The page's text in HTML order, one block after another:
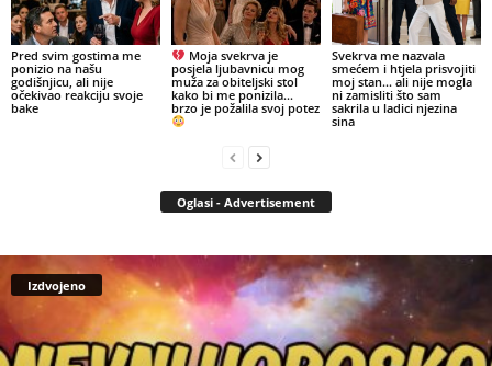
Pred svim gostima me
ponizio na našu
godišnjicu, ali nije
očekivao reakciju svoje
bake
Moja svekrva je
posjela ljubavnicu mog
muža za obiteljski stol
kako bi me ponizila…
brzo je požalila svoj potez
Svekrva me nazvala
smećem i htjela prisvojiti
moj stan… ali nije mogla
ni zamisliti što sam
sakrila u ladici njezina
sina
Oglasi - Advertisement
Izdvojeno